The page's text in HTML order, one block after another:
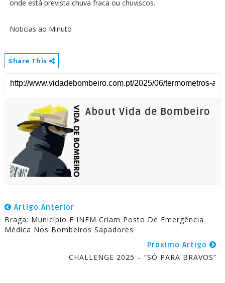
onde está prevista chuva fraca ou chuviscos.
Noticias ao Minuto
Share This
About Vida de Bombeiro
Artigo Anterior
Braga: Município E INEM Criam Posto De Emergência
Médica Nos Bombeiros Sapadores
Próximo Artigo
CHALLENGE 2025 – “SÓ PARA BRAVOS”